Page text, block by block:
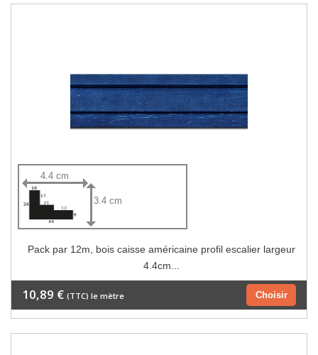
4.4 cm
3.4 cm
Pack par 12m, bois caisse américaine profil escalier largeur
4.4cm...
Choisir
10,89 € (TTC) le mètre